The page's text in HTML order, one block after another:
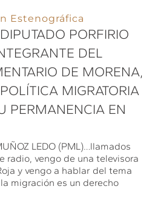
Estenográfica
PORFIRIO
DEL
DE MORENA,
MIGRATORIA
PERMANENCIA EN
LEDO (PML)…llamados
radio, vengo de una televisora
y vengo a hablar del tema
migración es un derecho